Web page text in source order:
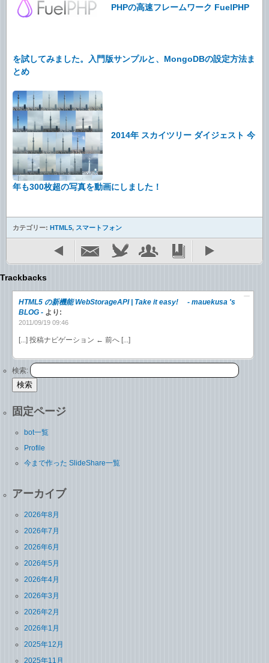
PHPの高速フレームワーク FuelPHP
を試してみました。入門版サンプルと、MongoDBの設定方法ま
とめ
2014年 スカイツリー ダイジェスト 今
年も300枚超の写真を動画にしました！
カテゴリー: HTML5, スマートフォン
Trackbacks
HTML5 の新機能 WebStorageAPI | Take it easy! - mauekusa 's
BLOG - より:
2011/09/19 09:46
[...] 投稿ナビゲーション ← 前へ [...]
検索:
固定ページ
bot一覧
Profile
今まで作った SlideShare一覧
アーカイブ
2026年8月
2026年7月
2026年6月
2026年5月
2026年4月
2026年3月
2026年2月
2026年1月
2025年12月
2025年11月